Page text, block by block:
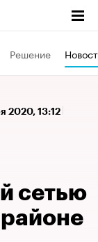
Решение
2020, 13:12
сетью